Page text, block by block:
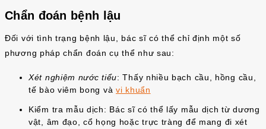
Chẩn đoán bệnh lậu
Đối với tình trạng bệnh lậu, bác sĩ có thể chỉ định một số
phương pháp chẩn đoán cụ thể như sau:
Xét nghiệm nước tiểu: Thấy nhiều bạch cầu, hồng cầu,
tế bào viêm bong và vi khuẩn
Kiểm tra mẫu dịch: Bác sĩ có thể lấy mẫu dịch từ dương
vật, âm đạo, cổ họng hoặc trực tràng để mang đi xét